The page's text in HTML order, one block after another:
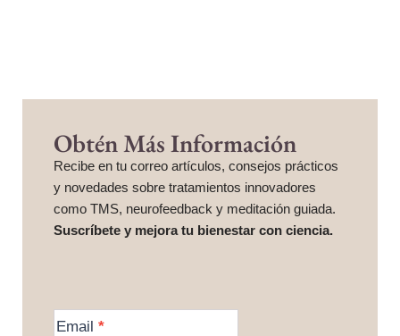
Obtén Más Información
Recibe en tu correo artículos, consejos prácticos
y novedades sobre tratamientos innovadores
como TMS, neurofeedback y meditación guiada.
Suscríbete y mejora tu bienestar con ciencia.
Information
Email *